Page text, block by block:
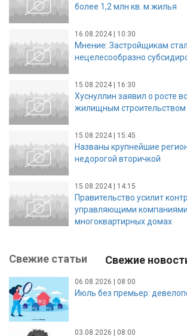
более 1,2 млн кв. м жилья
16.08.2024 | 10:30
Мнение: Застройщикам
нецелесообразно
15.08.2024 | 16:30
Хуснуллин заявил о росте
жилищным строительством
15.08.2024 | 15:45
Названы крупнейшие
недорогой вторичкой
15.08.2024 | 14:15
Правительство усилит
управляющими
многоквартирных домах
Свежие статьи Свежие
06.08.2026 | 08:00
Июль без премьер:
03.08.2026 | 08:00